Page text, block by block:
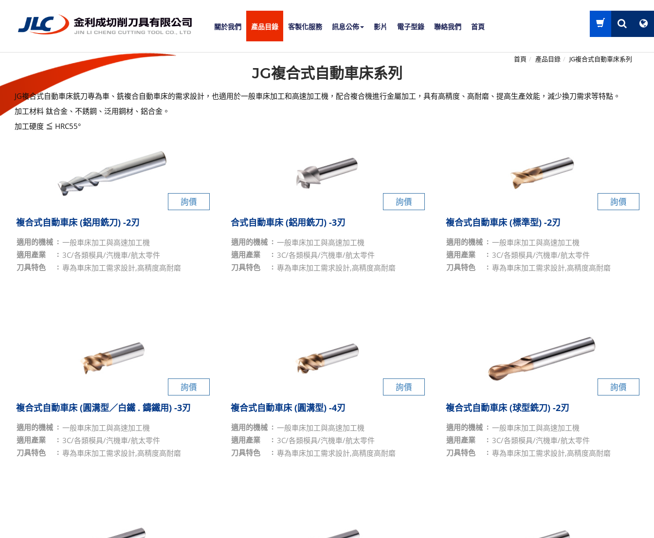
關於我們 產品目錄 客製化服務 訊息公佈 影片 電子型錄 聯絡我們 首頁
首頁 產品目錄 JG複合式自動車床系列
JG複合式自動車床系列
JG複合式自動車床銑刀專為車、銑複合自動車床的需求設計，也適用於一般車床加工和高速加工機，配合複合機進行金屬加工，具有高精度、高耐磨、提高生產效能，減少換刀需求等特點。
加工材料 鈦合金、不銹鋼、泛用鋼材、鋁合金。
加工硬度 ≦ HRC55°
詢價
複合式自動車床 (鋁用銑刀) -2刃
適用的機械
一般車床加工與高速加工機
適用產業
3C/各類模具/汽機車/航太零件
刀具特色
專為車床加工需求設計,高精度高耐磨
詢價
合式自動車床 (鋁用銑刀) -3刃
適用的機械
一般車床加工與高速加工機
適用產業
3C/各類模具/汽機車/航太零件
刀具特色
專為車床加工需求設計,高精度高耐磨
詢價
複合式自動車床 (標準型) -2刃
適用的機械
一般車床加工與高速加工機
適用產業
3C/各類模具/汽機車/航太零件
刀具特色
專為車床加工需求設計,高精度高耐磨
詢價
複合式自動車床 (圓溝型／白鐵 . 鑄鐵用) -3刃
適用的機械
一般車床加工與高速加工機
適用產業
3C/各類模具/汽機車/航太零件
刀具特色
專為車床加工需求設計,高精度高耐磨
詢價
複合式自動車床 (圓溝型) -4刃
適用的機械
一般車床加工與高速加工機
適用產業
3C/各類模具/汽機車/航太零件
刀具特色
專為車床加工需求設計,高精度高耐磨
詢價
複合式自動車床 (球型銑刀) -2刃
適用的機械
一般車床加工與高速加工機
適用產業
3C/各類模具/汽機車/航太零件
刀具特色
專為車床加工需求設計,高精度高耐磨